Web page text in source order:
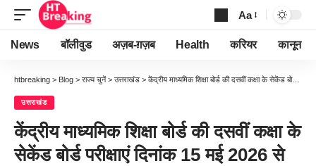
Font
Resizer
Aa
News बॉलीवुड अज़ब-ग़ज़ब Health करियर कानून
htbreaking > Blog > राज्य चुनें > उत्तराखंड > केंद्रीय माध्यमिक शिक्षा बोर्ड की दसवीं कक्षा के सेकेंड बोर्ड परीक्षाएं दिनांक 15 मई 2026 से 01 जून 2026 तक
उत्तराखंड
केंद्रीय माध्यमिक शिक्षा बोर्ड की दसवीं कक्षा के
सेकेंड बोर्ड परीक्षाएं दिनांक 15 मई 2026 से